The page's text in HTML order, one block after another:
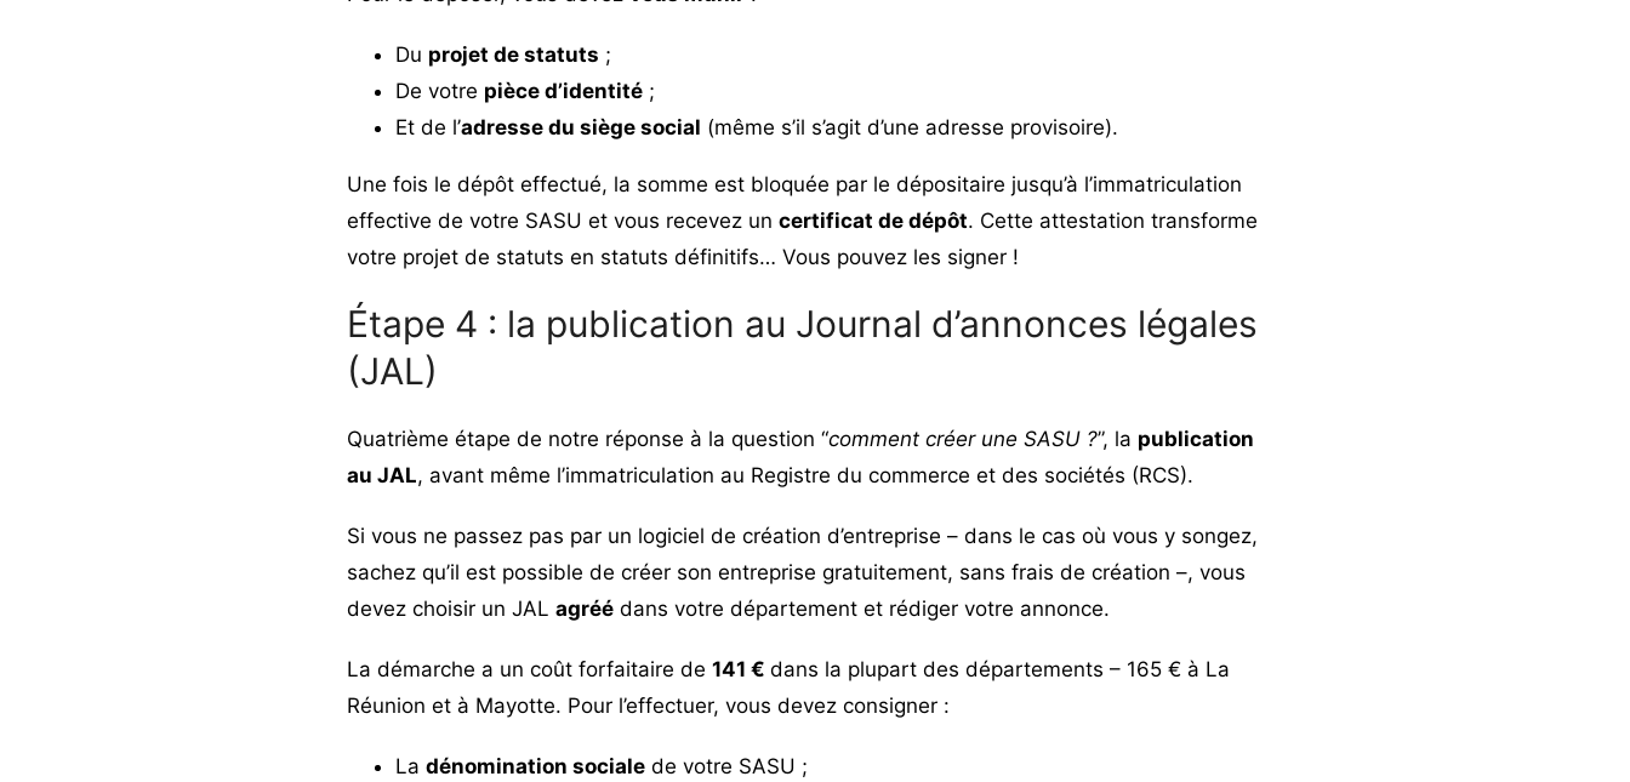
Du projet de statuts ;
De votre pièce d’identité;
Et de l’adresse du siège social (même s’il s’agit d’une adresse provisoire).
Une fois le dépôt effectué, la somme est bloquée par le dépositaire jusqu’à l’immatriculation
effective de votre SASU et vous recevez un certificat de dépôt. Cette attestation transforme
votre projet de statuts en statuts définitifs… Vous pouvez les signer !
Étape 4 : la publication au Journal d’annonces légales
(JAL)
Quatrième étape de notre réponse à la question “comment créer une SASU ?”, la publication
au JAL, avant même l’immatriculation au Registre du commerce et des sociétés (RCS).
Si vous ne passez pas par un logiciel de création d’entreprise – dans le cas où vous y songez,
sachez qu’il est possible de créer son entreprise gratuitement, sans frais de création –, vous
devez choisir un JAL agréédans votre département et rédiger votre annonce.
La démarche a un coût forfaitaire de 141 € dans la plupart des départements – 165 € à La
Réunion et à Mayotte. Pour l’effectuer, vous devez consigner :
La dénomination socialede votre SASU ;